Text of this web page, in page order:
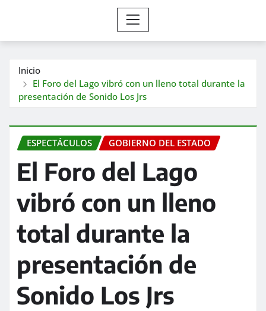
Inicio
El Foro del Lago vibró con un lleno total durante la
presentación de Sonido Los Jrs
ESPECTÁCULOS GOBIERNO DEL ESTADO
El Foro del Lago
vibró con un lleno
total durante la
presentación de
Sonido Los Jrs